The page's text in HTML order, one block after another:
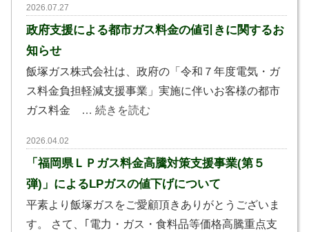
2026.07.27
政府支援による都市ガス料金の値引きに関するお
知らせ
飯塚ガス株式会社は、政府の「令和７年度電気・ガ
ス料金負担軽減支援事業」実施に伴いお客様の都市
ガス料金 … 続きを読む
2026.04.02
「福岡県ＬＰガス料金高騰対策支援事業(第５
弾)」によるLPガスの値下げについて
平素より飯塚ガスをご愛顧頂きありがとうございま
す。 さて、｢電力・ガス・食料品等価格高騰重点支